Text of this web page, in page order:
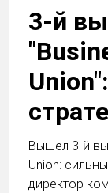
3-й
Вышел 3-й
Union:
директор